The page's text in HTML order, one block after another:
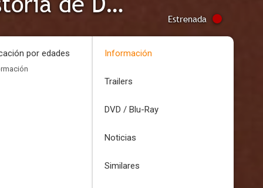
Estrenada
por edades Información
Trailers
DVD / Blu-Ray
Noticias
Similares